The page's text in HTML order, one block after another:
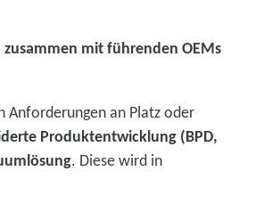
mit führenden OEMs
Anforderungen an Platz oder
Produktentwicklung (BPD,
. Diese wird in